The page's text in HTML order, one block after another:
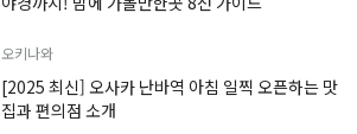
오키나와
[2025 최신] 오사카 난바역 아침 일찍 오픈하는 맛
집과 편의점 소개